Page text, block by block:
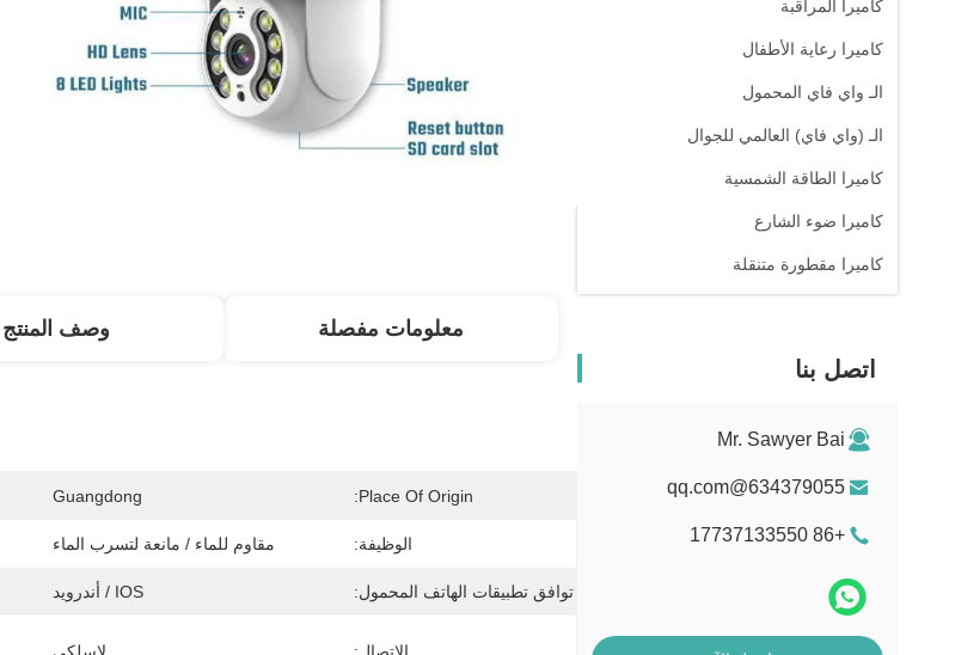
كاميرا المراقبة
كاميرا رعاية الأطفال
الـ واي فاي المحمول
الـ (واي فاي) العالمي للجوال
كاميرا الطاقة الشمسية
كاميرا ضوء الشارع
كاميرا مقطورة متنقلة
اتصل بنا
Mr. Sawyer Bai
634379055@qq.com
+86 17737133550
معلومات مفصلة وصف المنتج
Place Of Origin:
Guangdong
الوظيفة: مقاوم للماء / مانعة لتسرب الماء
توافق تطبيقات الهاتف المحمول: IOS / أندرويد